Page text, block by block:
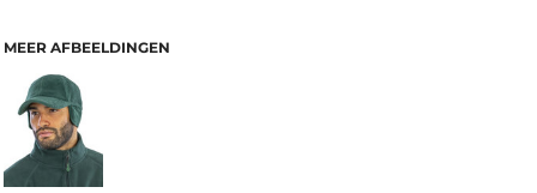
MEER AFBEELDINGEN